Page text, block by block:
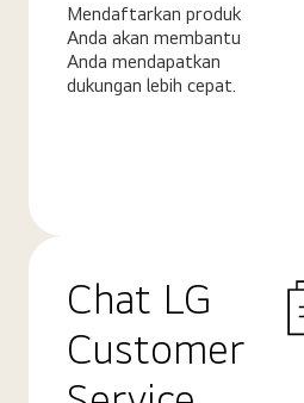
Mendaftarkan produk
Anda akan membantu
Anda mendapatkan
dukungan lebih cepat.
Chat LG
Customer